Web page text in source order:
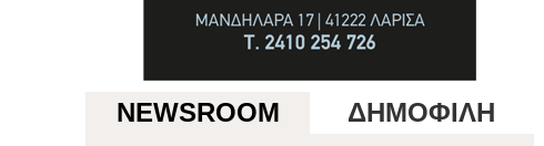
NEWSROOM ΔΗΜΟΦΙΛΗ